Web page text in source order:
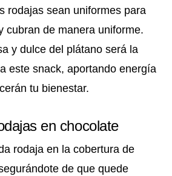
rodajas sean uniformes para
cubran de manera uniforme.
y dulce del plátano será la
este snack, aportando energía
tu bienestar.
en chocolate
rodaja en la cobertura de
de que quede